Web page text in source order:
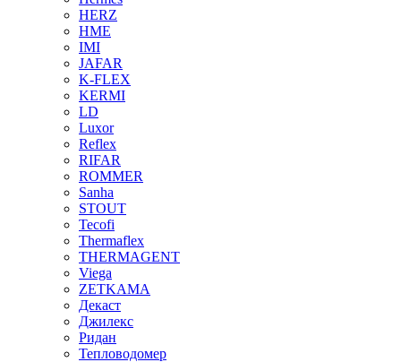
HERZ
HME
IMI
JAFAR
K-FLEX
KERMI
LD
Luxor
Reflex
RIFAR
ROMMER
Sanha
STOUT
Tecofi
Thermaflex
THERMAGENT
Viega
ZETKAMA
Декаст
Джилекс
Ридан
Тепловодомер